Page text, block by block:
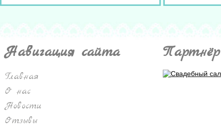
Навигация сайта
Главная
О нас
Новости
Отзывы